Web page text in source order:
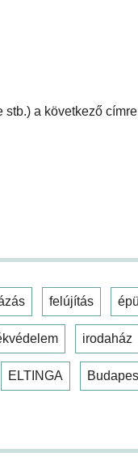
a következő
felújítás
irodaház
ELTINGA